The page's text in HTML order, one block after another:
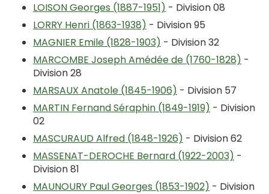
LOISON Georges (1887-1951) - Division 08
LORRY Henri (1863-1938) - Division 95
MAGNIER Emile (1828-1903) - Division 32
MARCOMBE Joseph Amédée de (1760-1828) -
Division 28
MARSAUX Anatole (1845-1906) - Division 57
MARTIN Fernand Séraphin (1849-1919) - Division
02
MASCURAUD Alfred (1848-1926) - Division 62
MASSENAT-DEROCHE Bernard (1922-2003) -
Division 81
MAUNOURY Paul Georges (1853-1902) - Division